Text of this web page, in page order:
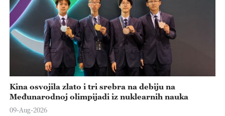
Kina osvojila zlato i tri srebra na debiju na
Međunarodnoj olimpijadi iz nuklearnih nauka
09-Aug-2026